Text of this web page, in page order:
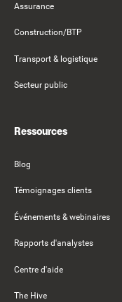
Assurance
Construction/BTP
Transport & logistique
Secteur public
Ressources
Blog
Témoignages clients
Événements & webinaires
Rapports d'analystes
Centre d'aide
The Hive